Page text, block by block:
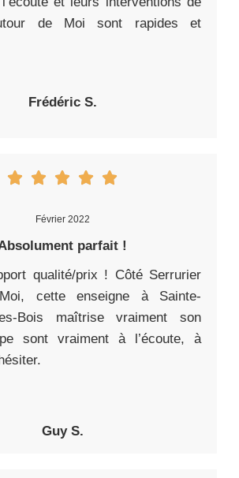
de Moi sont rapides et
Frédéric S.
Février 2022
parfait !
qualité/prix ! Côté Serrurier
cette enseigne à Sainte-
Bois maîtrise vraiment son
sont vraiment à l’écoute, à
Guy S.